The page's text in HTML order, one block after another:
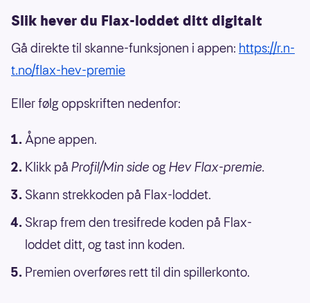
Slik hever du Flax-loddet ditt digitalt
Gå direkte til skanne-funksjonen i appen: https://r.n-
t.no/flax-hev-premie
Eller følg oppskriften nedenfor:
Åpne appen.
Klikk på Profil/Min side ogHev Flax-premie.
Skann strekkoden på Flax-loddet.
Skrap frem den tresifrede koden på Flax-
loddet ditt, og tast inn koden.
Premien overføres rett til din spillerkonto.